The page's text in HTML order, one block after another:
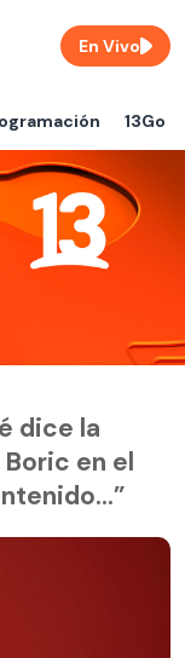
13Go
En Vivo
dice la
en el